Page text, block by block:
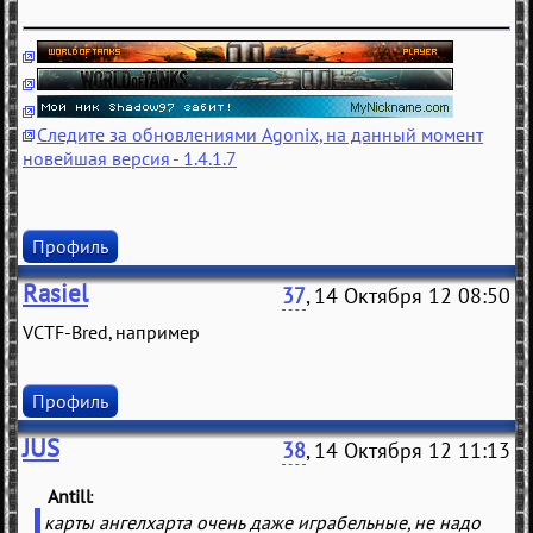
Следите за обновлениями Agonix, на данный момент
новейшая версия - 1.4.1.7
Профиль
Rasiel 37, 14 Октября 12 08:50
VCTF-Bred, например
Профиль
JUS 38, 14 Октября 12 11:13
Antill
карты ангелхарта очень даже играбельные, не надо